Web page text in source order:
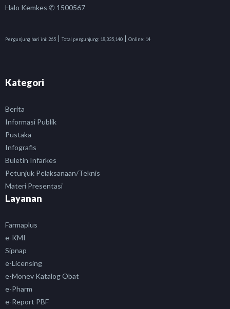
Halo Kemkes ✆ 1500567
Pengunjung hari ini: 265 | Total pengunjung: 18,335,140 | Online: 14
Kategori
Berita
Informasi Publik
Pustaka
Infografis
Buletin Infarkes
Petunjuk Pelaksanaan/Teknis
Materi Presentasi
Layanan
Farmaplus
e-KMI
Sipnap
e-Licensing
e-Monev Katalog Obat
e-Pharm
e-Report PBF